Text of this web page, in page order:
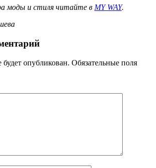
моды и стиля читайте в MY WAY.
опубликован. Обязательные поля